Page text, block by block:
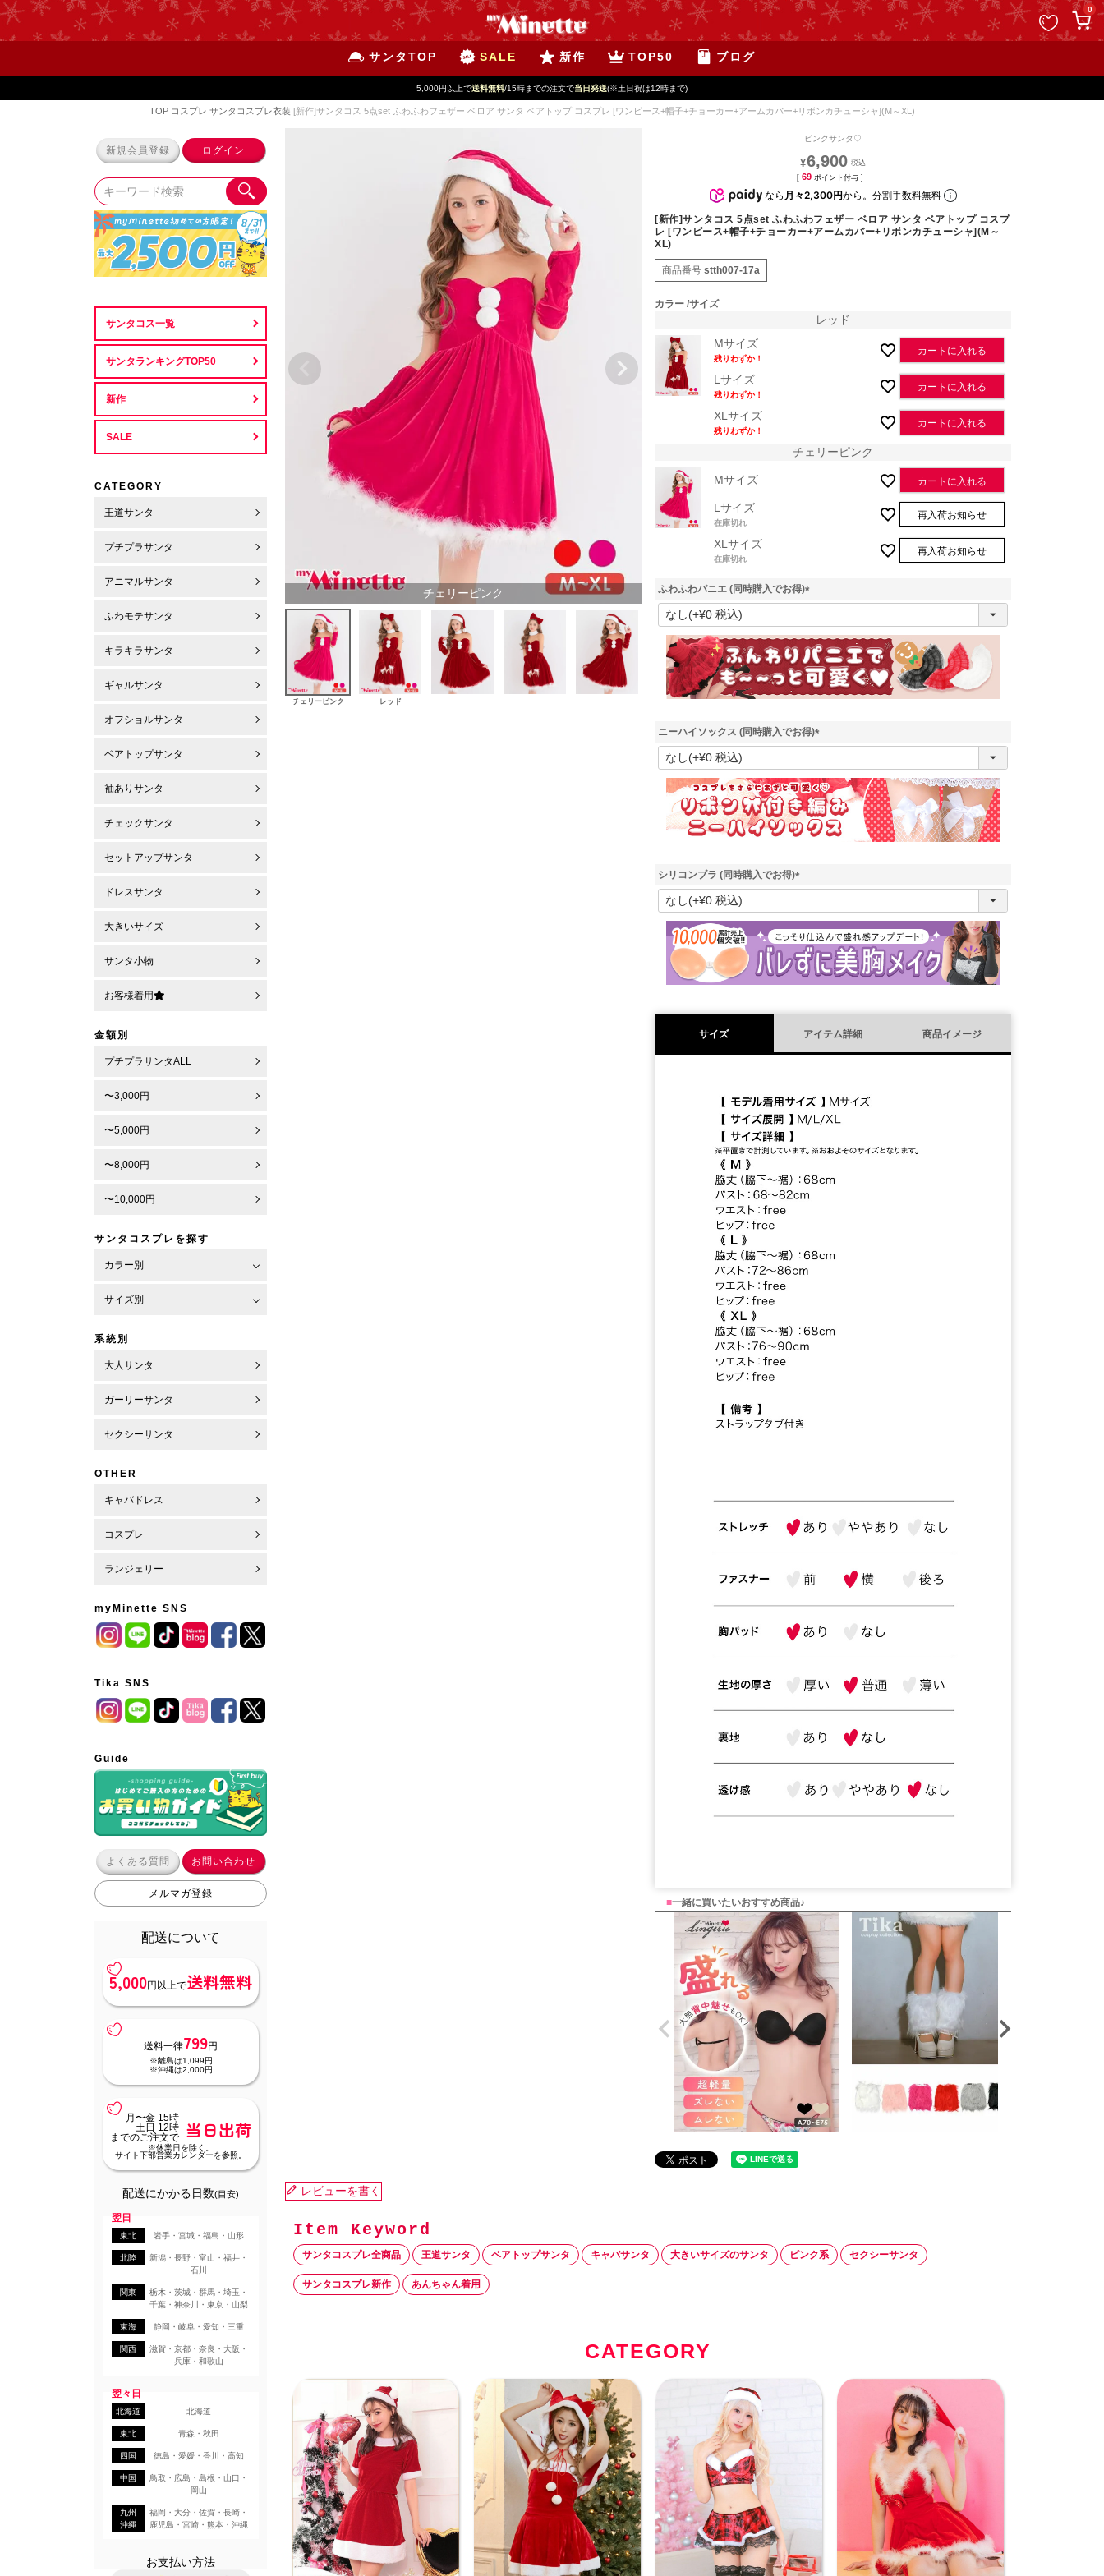
0
サンタTOP SALE 新作 TOP50 ブログ
5,000円以上で送料無料/15時までの注文で当日発送(※土日祝は12時まで)
TOP コスプレ サンタコスプレ衣装 [新作]サンタコス 5点set ふわふわフェザー ベロア サンタ ベアトップ コスプレ [ワンピース+帽子+チョーカー+アームカバー+リボンカチューシャ](M～XL)
新規会員登録 ログイン
サンタコス一覧
サンタランキングTOP50
新作
SALE
CATEGORY
王道サンタ
プチプラサンタ
アニマルサンタ
ふわモテサンタ
キラキラサンタ
ギャルサンタ
オフショルサンタ
ベアトップサンタ
袖ありサンタ
チェックサンタ
セットアップサンタ
ドレスサンタ
大きいサイズ
サンタ小物
お客様着用
金額別
プチプラサンタALL
〜3,000円
〜5,000円
〜8,000円
〜10,000円
サンタコスプレを探す
カラー別
サイズ別
系統別
大人サンタ
ガーリーサンタ
セクシーサンタ
OTHER
キャバドレス
コスプレ
ランジェリー
myMinette SNS
Tika SNS
Guide
よくある質問 お問い合わせ
メルマガ登録
配送について
5,000円以上で送料無料
送料一律799円
※離島は1,099円
※沖縄は2,000円
月〜金 15時
土日 12時
までのご注文で
当日出荷
※休業日を除く。
サイト下部営業カレンダーを参照。
配送にかかる日数(目安)
翌日
東北 岩手・宮城・福島・山形
北陸
新潟・長野・富山・福井・
石川
関東
栃木・茨城・群馬・埼玉・
千葉・神奈川・東京・山梨
東海 静岡・岐阜・愛知・三重
関西
滋賀・京都・奈良・大阪・
兵庫・和歌山
翌々日
北海道 北海道
東北 青森・秋田
四国 徳島・愛媛・香川・高知
中国
鳥取・広島・島根・山口・
岡山
九州
沖縄
福岡・大分・佐賀・長崎・
鹿児島・宮崎・熊本・沖縄
お支払い方法
チェリーピンク レッド
チェリーピンク レッド
ピンクサンタ♡
¥6,900
[ 69 ポイント付与 ]
なら 月々2,300円から。分割手数料無料
[新作]サンタコス 5点set ふわふわフェザー ベロア サンタ ベアトップ コスプ
レ [ワンピース+帽子+チョーカー+アームカバー+リボンカチューシャ](M～
XL)
商品番号 stth007-17a
カラー サイズ
レッド
Mサイズ
残りわずか！
カートに入れる
Lサイズ
残りわずか！
カートに入れる
XLサイズ
残りわずか！
カートに入れる
チェリーピンク
Mサイズ カートに入れる
Lサイズ
在庫切れ
再入荷お知らせ
XLサイズ
在庫切れ
再入荷お知らせ
ふわふわパニエ (同時購入でお得)
(
須
)
ニーハイソックス (同時購入でお得)
(
須
)
シリコンブラ (同時購入でお得)
(
須
)
サイズ アイテム詳細 商品イメージ
■一緒に買いたいおすすめ商品♪
レビューを書く
サンタコスプレ全商品 王道サンタ ベアトップサンタ キャバサンタ 大きいサイズのサンタ ピンク系 セクシーサンタ
サンタコスプレ新作 あんちゃん着用
CATEGORY
ペー
ジト
ップ